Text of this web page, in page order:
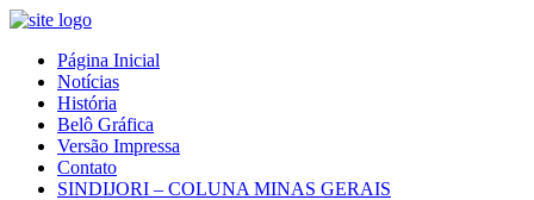
Página Inicial
Notícias
História
Belô Gráfica
Versão Impressa
Contato
SINDIJORI – COLUNA MINAS GERAIS